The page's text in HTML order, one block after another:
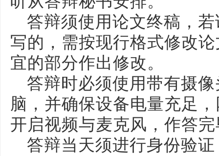
答辩须使用论文终稿，
写的，需按现行格式修改
宜的部分作出修改。
答辩时必须使用带有摄
脑，并确保设备电量充足
开启视频与麦克风，作答
答辩当天须进行身份验